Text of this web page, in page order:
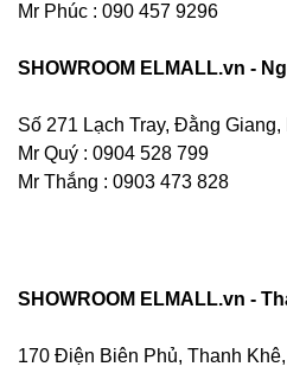
Mr Phúc : 090 457 9296
SHOWROOM ELMALL.vn -
Số 271 Lạch Tray, Đằng
Mr Quý : 0904 528 799
Mr Thắng : 0903 473 828
SHOWROOM ELMALL.vn -
170 Điện Biên Phủ, Thanh